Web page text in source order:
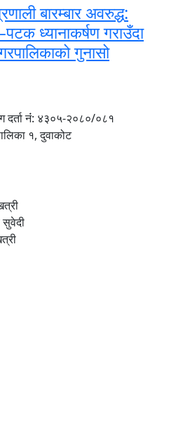
बारम्बार अवरुद्ध:
ध्यानाकर्षण गराउँदा
गुनासो
दर्ता नंं: ४३०५-२०८०/०८१
१, दुवाकोट
सुवेदी